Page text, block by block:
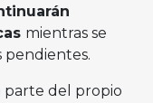
mientras se
pendientes.
parte del propio